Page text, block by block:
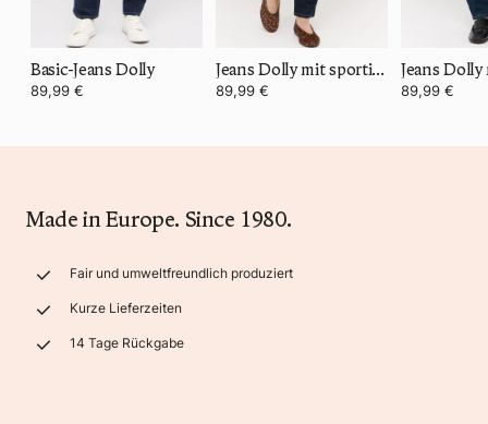
Basic-Jeans Dolly
89,99 €
Jeans Dolly mit sportivem Denim
89,99 € 89,99 €
Made in Europe. Since 1980.
Fair und umweltfreundlich produziert
Kurze Lieferzeiten
14 Tage Rückgabe